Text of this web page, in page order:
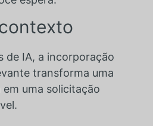
de IA, a incorporação
transforma uma
uma solicitação